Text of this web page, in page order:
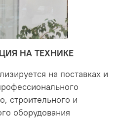
НА ТЕХНИКЕ
на поставках и
строительного и
оборудования